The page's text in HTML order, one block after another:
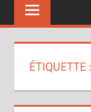
ÉTIQUETTE :